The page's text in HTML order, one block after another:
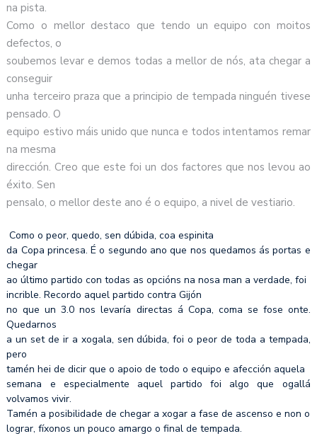
na pista.
Como o mellor destaco que tendo un equipo con moitos
defectos, o
soubemos levar e demos todas a mellor de nós, ata chegar a
conseguir
unha terceiro praza que a principio de tempada ninguén tivese
pensado. O
equipo estivo máis unido que nunca e todos intentamos remar
na mesma
dirección. Creo que este foi un dos factores que nos levou ao
éxito. Sen
pensalo, o mellor deste ano é o equipo, a nivel de vestiario.
Como o peor, quedo, sen dúbida, coa espinita
da Copa princesa. É o segundo ano que nos quedamos ás portas e
chegar
ao último partido con todas as opcións na nosa man a verdade, foi
incrible. Recordo aquel partido contra Gijón
no que un 3.0 nos levaría directas á Copa, coma se fose onte.
Quedarnos
a un set de ir a xogala, sen dúbida, foi o peor de toda a tempada,
pero
tamén hei de dicir que o apoio de todo o equipo e afección aquela
semana e especialmente aquel partido foi algo que ogallá
volvamos vivir.
Tamén a posibilidade de chegar a xogar a fase de ascenso e non o
lograr, fíxonos un pouco amargo o final de tempada.